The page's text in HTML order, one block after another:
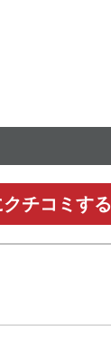
チコミする